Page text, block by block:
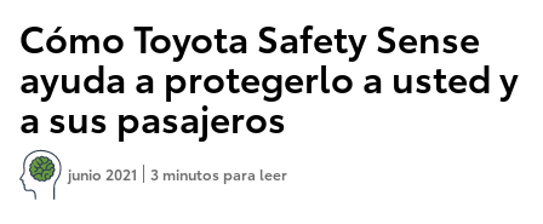
Cómo Toyota Safety Sense
ayuda a protegerlo a usted y
a sus pasajeros
junio 2021 3 minutos para leer